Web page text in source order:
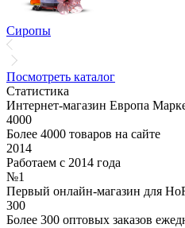
Сиропы
Посмотреть каталог
Статистика
Интернет-магазин Европа
4000
Более 4000 товаров на сайте
2014
Работаем с 2014 года
№1
Первый онлайн-магазин для
300
Более 300 оптовых заказов